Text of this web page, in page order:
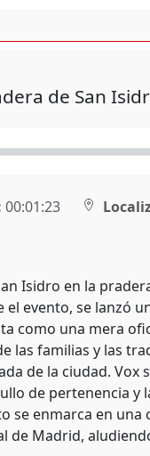
de San
00:01:23
Isidro en la
evento, se lanzó
como una mera
las familias y las
de la ciudad.
de pertenencia y
se enmarca en
de Madrid,